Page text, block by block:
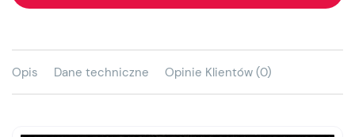
Opis Dane techniczne Opinie Klientów (0)